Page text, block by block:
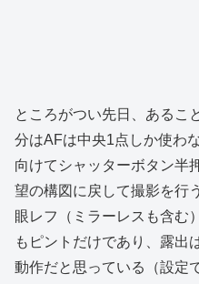
ところがつい先日、あるこ
分はAFは中央1点しか使わ
向けてシャッターボタン半
望の構図に戻して撮影を行
眼レフ（ミラーレスも含む
もピントだけであり、露出
動作だと思っている（設定